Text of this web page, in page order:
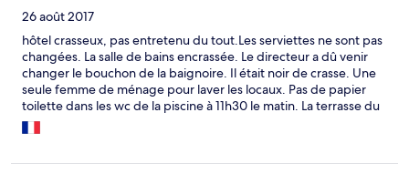
26 août 2017
hôtel crasseux, pas entretenu du tout.Les serviettes ne sont pas
changées. La salle de bains encrassée. Le directeur a dû venir
changer le bouchon de la baignoire. Il était noir de crasse. Une
seule femme de ménage pour laver les locaux. Pas de papier
toilette dans les wc de la piscine à 11h30 le matin. La terrasse du
bar ; les chaises sont abimées, les tables branlantes et les
fauteuils crasseux. La salle de restaurant: les chaises craquées et